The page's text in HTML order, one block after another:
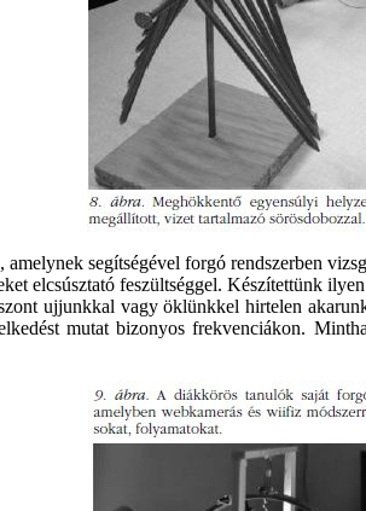
segítségével forgó rendszerben
elcsúsztató feszültséggel. Készítettünk
ujjunkkal vagy öklünkkel hirtelen
mutat bizonyos frekvenciákon.